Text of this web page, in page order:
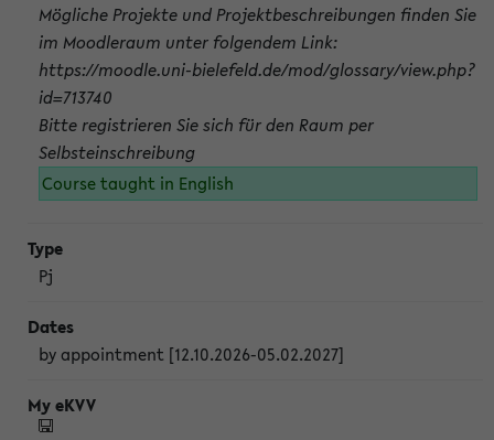
Mögliche Projekte und Projektbeschreibungen finden Sie
im Moodleraum unter folgendem Link:
https://moodle.uni-bielefeld.de/mod/glossary/view.php?
id=713740
Bitte registrieren Sie sich für den Raum per
Selbsteinschreibung
Course taught in English
Pj
by appointment [12.10.2026-05.02.2027]